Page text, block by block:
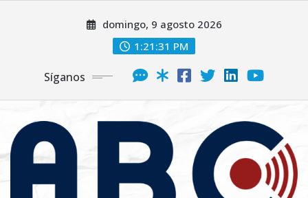
domingo, 9 agosto 2026
1:21:33 PM
Síganos